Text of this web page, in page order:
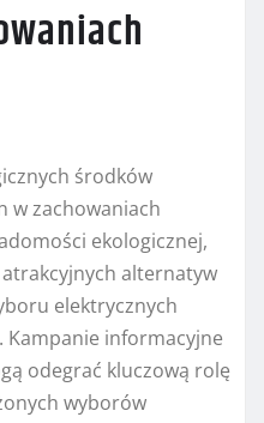
środków
w zachowaniach
ekologicznej,
alternatyw
elektrycznych
informacyjne
odegrać kluczową rolę
wyborów